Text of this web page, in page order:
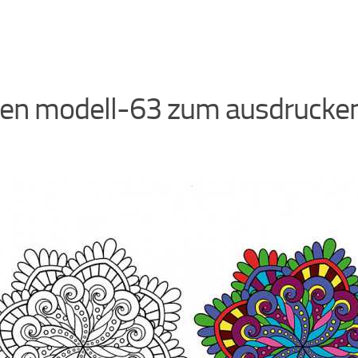
modell-63 zum